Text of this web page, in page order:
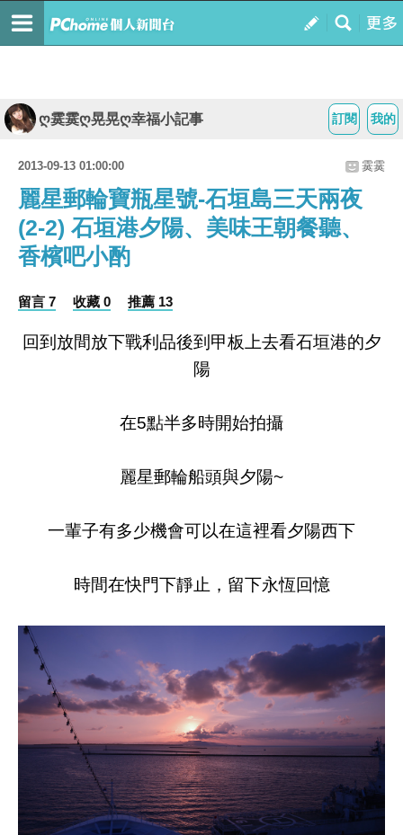
我的
訂閱
ღ霙霙ღ晃晃ღ幸福小記事
2013-09-13 01:00:00 霙霙
麗星郵輪寶瓶星號-石垣島三天兩夜
(2-2) 石垣港夕陽、美味王朝餐聽、
香檳吧小酌
留言 7 收藏 0 推薦 13
回到放間放下戰利品後到甲板上去看石垣港的夕
陽
在5點半多時開始拍攝
麗星郵輪船頭與夕陽~
一輩子有多少機會可以在這裡看夕陽西下
時間在快門下靜止，留下永恆回憶